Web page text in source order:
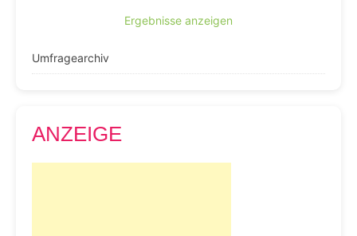
Ergebnisse anzeigen
Umfragearchiv
ANZEIGE